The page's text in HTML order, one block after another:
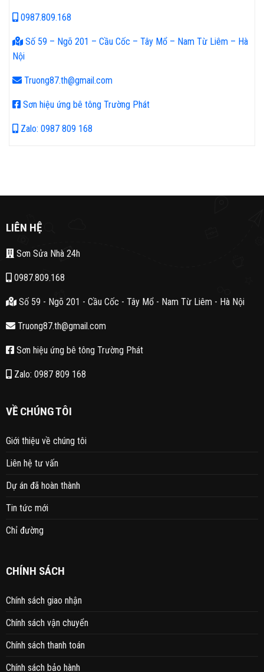
0987.809.168
Số 59 – Ngõ 201 – Cầu Cốc – Tây Mổ – Nam Từ Liêm – Hà
Nội
Truong87.th@gmail.com
Sơn hiệu ứng bê tông Trường Phát
Zalo: 0987 809 168
LIÊN HỆ
Sơn Sửa Nhà 24h
0987.809.168
Số 59 - Ngõ 201 - Cầu Cốc - Tây Mổ - Nam Từ Liêm - Hà Nội
Truong87.th@gmail.com
Sơn hiệu ứng bê tông Trường Phát
Zalo: 0987 809 168
VỀ CHÚNG TÔI
Giới thiệu về chúng tôi
Liên hệ tư vấn
Dự án đã hoàn thành
Tin tức mới
Chỉ đường
CHÍNH SÁCH
Chính sách giao nhận
Chính sách vận chuyển
Chính sách thanh toán
Chính sách bảo hành